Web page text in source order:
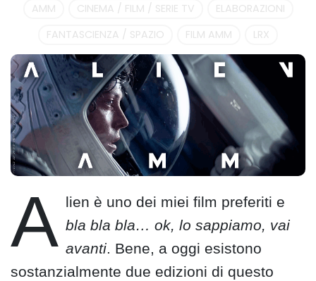
AMM CINEMA / FILM / SERIE TV
ELABORAZIONI
FANTASCIENZA / SPAZIO
FILM AMM LRX
A lien è uno dei miei film preferiti e
bla bla bla… ok, lo sappiamo, vai
avanti. Bene, a oggi esistono
sostanzialmente due edizioni di questo